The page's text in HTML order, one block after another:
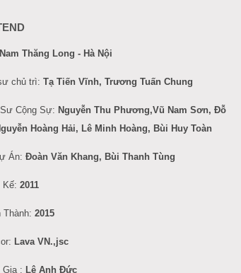
Nam Thăng Long - Hà Nội
chủ trì: Tạ Tiến Vĩnh, Trương Tuấn Chung
Cộng Sự: Nguyễn Thu Phương,Vũ Nam Sơn, Đỗ
Hoàng Hải, Lê Minh Hoàng, Bùi Huy Toàn
Án: Đoàn Văn Khang, Bùi Thanh Tùng
Kế: 2011
Thành: 2015
Lava VN.,jsc
Gia : Lê Anh Đức